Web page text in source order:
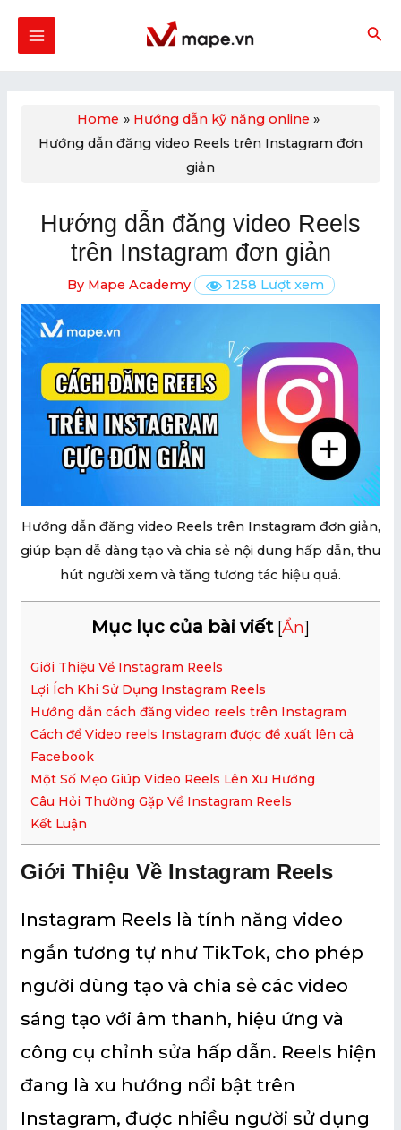
content
MAIN
MENU
Home
Hướng dẫn kỹ năng online
Hướng dẫn đăng video Reels trên Instagram đơn
giản
Hướng dẫn đăng video Reels
trên Instagram đơn giản
By Mape Academy 1258 Lượt xem
Hướng dẫn đăng video Reels trên Instagram đơn giản,
giúp bạn dễ dàng tạo và chia sẻ nội dung hấp dẫn, thu
hút người xem và tăng tương tác hiệu quả.
Mục lục của bài viết [Ẩn]
Giới Thiệu Về Instagram Reels
Lợi Ích Khi Sử Dụng Instagram Reels
Hướng dẫn cách đăng video reels trên Instagram
Cách để Video reels Instagram được đề xuất lên cả
Facebook
Một Số Mẹo Giúp Video Reels Lên Xu Hướng
Câu Hỏi Thường Gặp Về Instagram Reels
Kết Luận
Giới Thiệu Về Instagram Reels
Instagram Reels là tính năng video
ngắn tương tự như TikTok, cho phép
người dùng tạo và chia sẻ các video
sáng tạo với âm thanh, hiệu ứng và
công cụ chỉnh sửa hấp dẫn. Reels hiện
đang là xu hướng nổi bật trên
Instagram, được nhiều người sử dụng
navigation